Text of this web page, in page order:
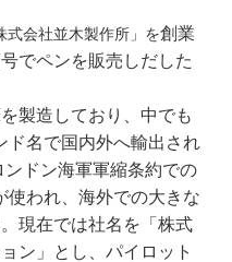
式会社並木製作所」を創業
でペンを販売しだした
製造しており、中でも
ド名で国内外へ輸出され
ドン海軍軍縮条約での
使われ、海外での大きな
現在では社名を「株式
ン」とし、パイロット